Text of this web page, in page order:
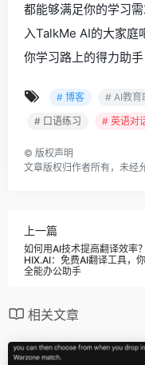
都能够满足你的学习
入TalkMe AI的大家庭
你学习路上的得力助手
# 博客 # AI教育
# 口语练习
# 英语对
© 版权声明
文章版权归作者所有，未经
上一篇
如何用AI技术提高翻译效率？
HIX.AI：免费AI翻译工具，
全能办公助手
相关文章